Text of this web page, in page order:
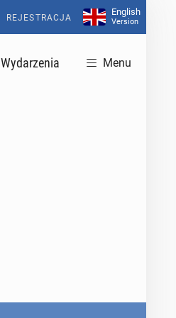
REJESTRACJA
English
Version
Wydarzenia Menu